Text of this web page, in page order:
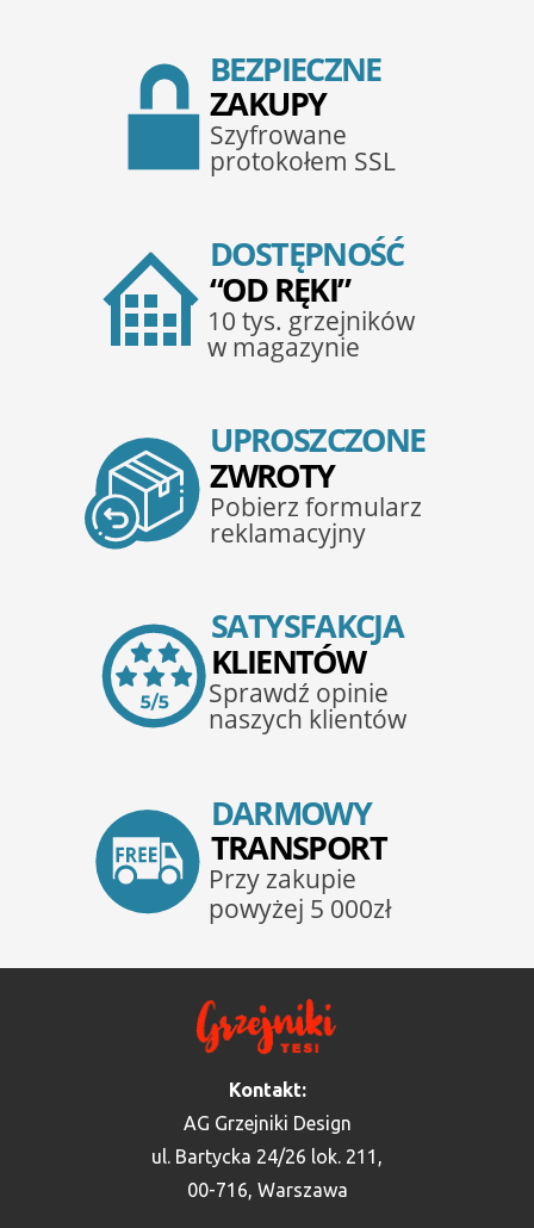
Kontakt:
AG Grzejniki Design
ul. Bartycka 24/26 lok. 211,
00-716, Warszawa